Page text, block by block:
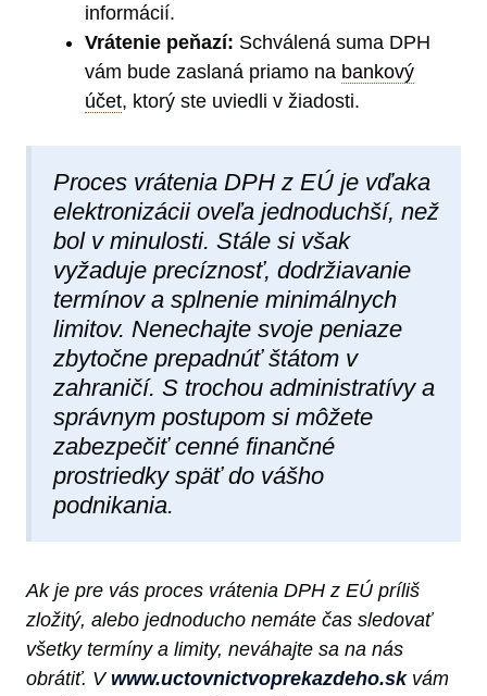
informácií.
Vrátenie peňazí: Schválená suma DPH
vám bude zaslaná priamo na bankový
účet, ktorý ste uviedli v žiadosti.
Proces vrátenia DPH z EÚ je vďaka
elektronizácii oveľa jednoduchší, než
bol v minulosti. Stále si však
vyžaduje precíznosť, dodržiavanie
termínov a splnenie minimálnych
limitov. Nenechajte svoje peniaze
zbytočne prepadnúť štátom v
zahraničí. S trochou administratívy a
správnym postupom si môžete
zabezpečiť cenné finančné
prostriedky späť do vášho
podnikania.
Ak je pre vás proces vrátenia DPH z EÚ príliš
zložitý, alebo jednoducho nemáte čas sledovať
všetky termíny a limity, neváhajte sa na nás
obrátiť. Vwww.uctovnictvoprekazdeho.sk vám